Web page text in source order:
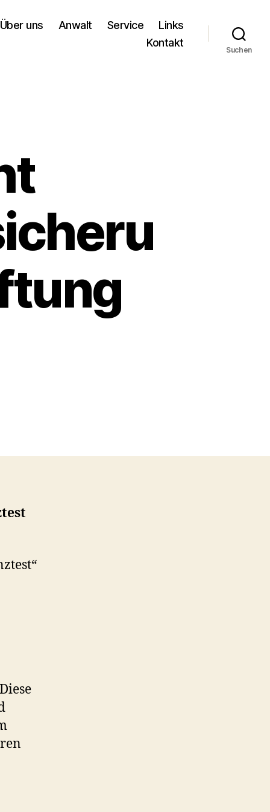
Über uns Anwalt Service
Links
Kontakt
Suchen